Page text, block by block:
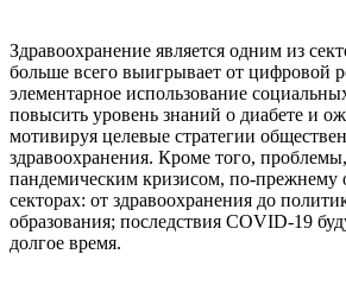
Здравоохранение является одним из
больше всего выигрывает от цифровой
элементарное использование
повысить уровень знаний о диабете и
мотивируя целевые стратегии
здравоохранения. Кроме того,
пандемическим кризисом, по-прежнему
секторах: от здравоохранения до
образования; последствия COVID-19
долгое время.